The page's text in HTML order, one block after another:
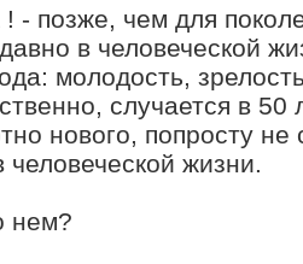
! - позже, чем для
в человеческой
молодость,
случается в 50
нового, попросту не
жизни.
нем?